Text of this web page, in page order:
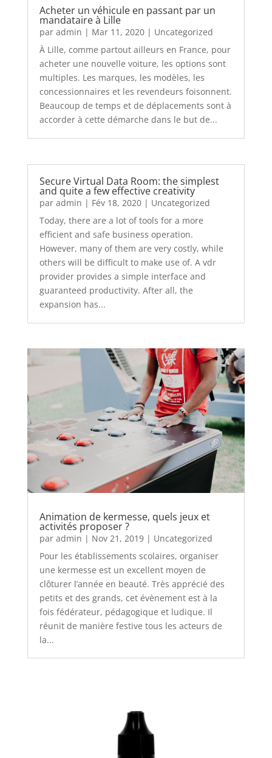
Acheter un véhicule en passant par un
mandataire à Lille
par admin | Mar 11, 2020| Uncategorized
À Lille, comme partout ailleurs en France, pour
acheter une nouvelle voiture, les options sont
multiples. Les marques, les modèles, les
concessionnaires et les revendeurs foisonnent.
Beaucoup de temps et de déplacements sont à
accorder à cette démarche dans le but de...
Secure Virtual Data Room: the simplest
and quite a few effective creativity
par admin | Fév 18, 2020| Uncategorized
Today, there are a lot of tools for a more
efficient and safe business operation.
However, many of them are very costly, while
others will be difficult to make use of. A vdr
provider provides a simple interface and
guaranteed productivity. After all, the
expansion has...
Animation de kermesse, quels jeux et
activités proposer ?
par admin | Nov 21, 2019| Uncategorized
Pour les établissements scolaires, organiser
une kermesse est un excellent moyen de
clôturer l’année en beauté. Très apprécié des
petits et des grands, cet évènement est à la
fois fédérateur, pédagogique et ludique. Il
réunit de manière festive tous les acteurs de
la...